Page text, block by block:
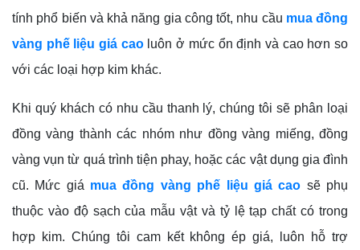
tính phổ biến và khả năng gia công tốt, nhu cầu mua đồng
vàng phế liệu giá caoluôn ở mức ổn định và cao hơn so
với các loại hợp kim khác.
Khi quý khách có nhu cầu thanh lý, chúng tôi sẽ phân loại
đồng vàng thành các nhóm như đồng vàng miếng, đồng
vàng vụn từ quá trình tiện phay, hoặc các vật dụng gia đình
cũ. Mức giá mua đồng vàng phế liệu giá cao sẽ phụ
thuộc vào độ sạch của mẫu vật và tỷ lệ tạp chất có trong
hợp kim. Chúng tôi cam kết không ép giá, luôn hỗ trợ